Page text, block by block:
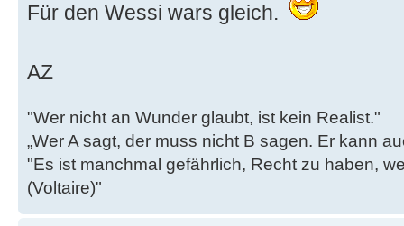
Für den Wessi wars gleich.
AZ
"Wer nicht an Wunder glaubt, ist kein Realist."
„Wer A sagt, der muss nicht B sagen. Er kann
"Es ist manchmal gefährlich, Recht zu haben,
(Voltaire)"